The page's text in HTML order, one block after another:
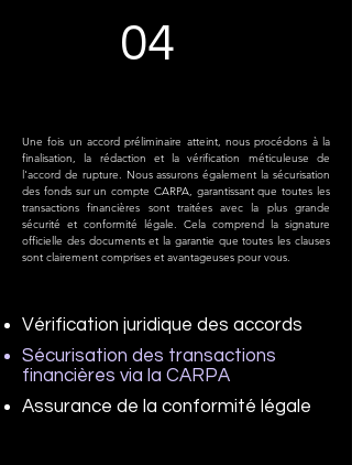
04
Une fois un accord préliminaire atteint, nous procédons à la
finalisation, la rédaction et la vérification méticuleuse de
l'accord de rupture. Nous assurons également la sécurisation
des fonds sur un compte CARPA, garantissant que toutes les
transactions financières sont traitées avec la plus grande
sécurité et conformité légale. Cela comprend la signature
officielle des documents et la garantie que toutes les clauses
sont clairement comprises et avantageuses pour vous.
Vérification juridique des accords
Sécurisation des transactions
financières via la CARPA
Assurance de la conformité légale